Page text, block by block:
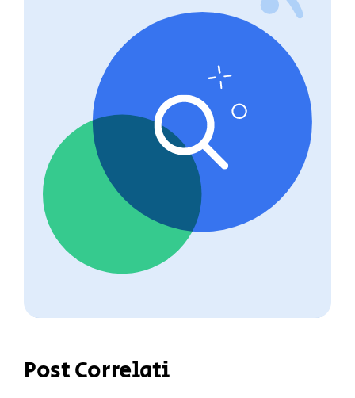
Post Correlati